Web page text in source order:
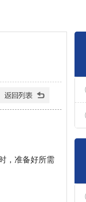
，准备好所需